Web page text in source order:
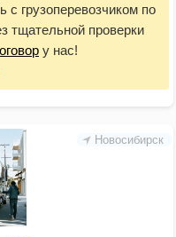
грузоперевозчиком по
тщательной проверки
у нас!
Новосибирск